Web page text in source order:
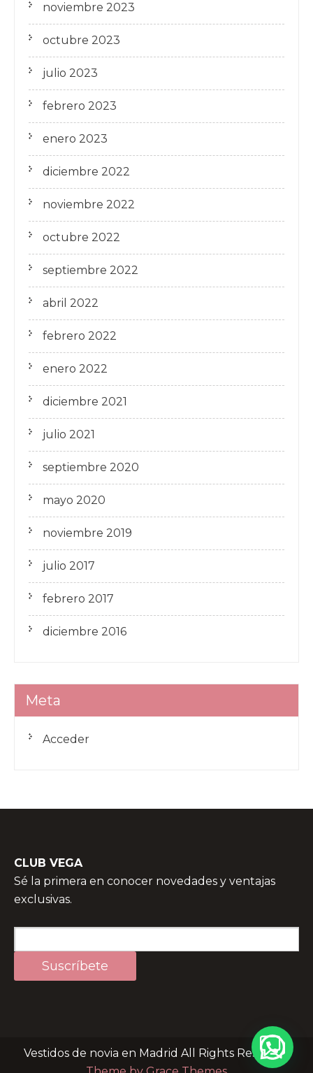
noviembre 2023
octubre 2023
julio 2023
febrero 2023
enero 2023
diciembre 2022
noviembre 2022
octubre 2022
septiembre 2022
abril 2022
febrero 2022
enero 2022
diciembre 2021
julio 2021
septiembre 2020
mayo 2020
noviembre 2019
julio 2017
febrero 2017
diciembre 2016
Meta
Acceder
CLUB VEGA
Sé la primera en conocer novedades y ventajas
exclusivas.
Vestidos de novia en Madrid All Rights Reserved